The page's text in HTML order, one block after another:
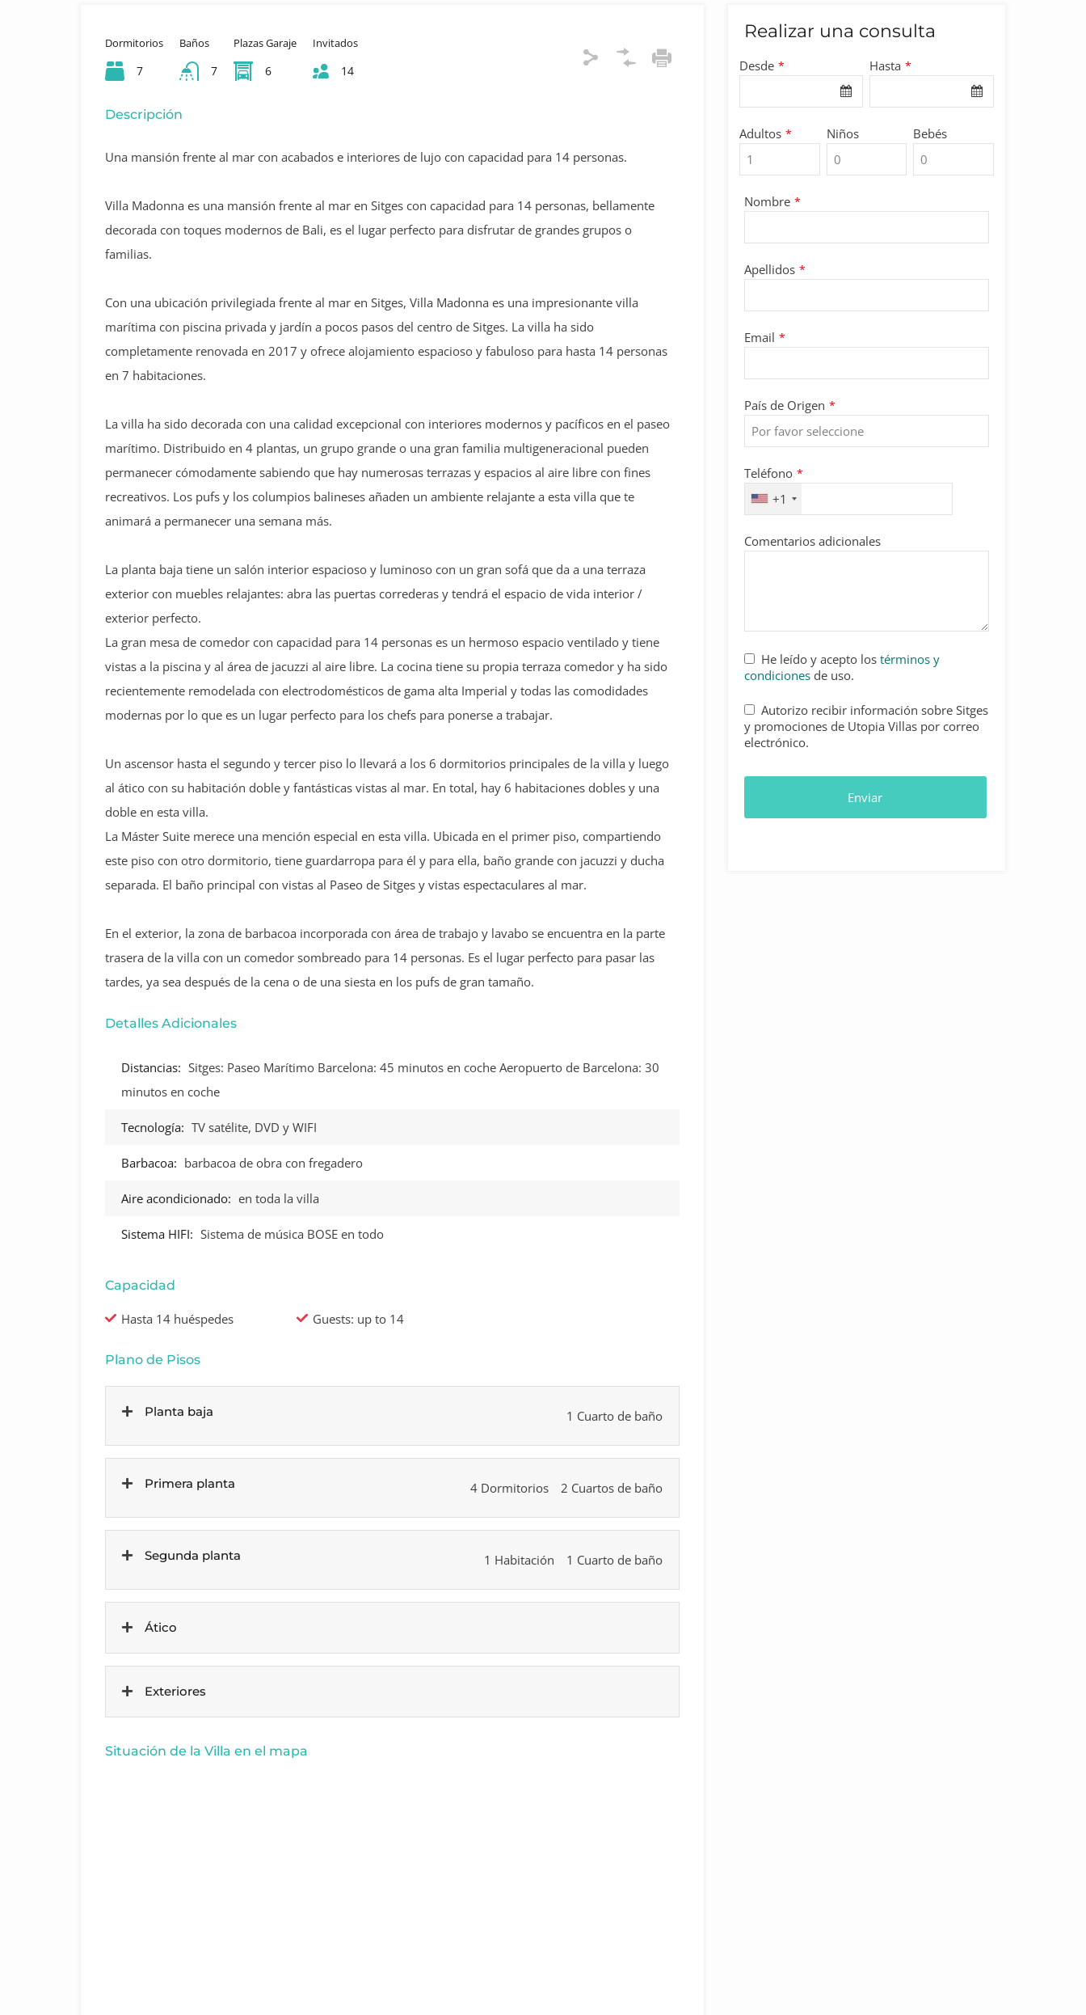
Dormitorios
7
Baños
7
Plazas Garaje
6
Invitados
14
Descripción
Una mansión frente al mar con acabados e interiores de lujo con capacidad para 14 personas.
Villa Madonna es una mansión frente al mar en Sitges con capacidad para 14 personas, bellamente
decorada con toques modernos de Bali, es el lugar perfecto para disfrutar de grandes grupos o
familias.
Con una ubicación privilegiada frente al mar en Sitges, Villa Madonna es una impresionante villa
marítima con piscina privada y jardín a pocos pasos del centro de Sitges. La villa ha sido
completamente renovada en 2017 y ofrece alojamiento espacioso y fabuloso para hasta 14 personas
en 7 habitaciones.
La villa ha sido decorada con una calidad excepcional con interiores modernos y pacíficos en el paseo
marítimo. Distribuido en 4 plantas, un grupo grande o una gran familia multigeneracional pueden
permanecer cómodamente sabiendo que hay numerosas terrazas y espacios al aire libre con fines
recreativos. Los pufs y los columpios balineses añaden un ambiente relajante a esta villa que te
animará a permanecer una semana más.
La planta baja tiene un salón interior espacioso y luminoso con un gran sofá que da a una terraza
exterior con muebles relajantes: abra las puertas correderas y tendrá el espacio de vida interior /
exterior perfecto.
La gran mesa de comedor con capacidad para 14 personas es un hermoso espacio ventilado y tiene
vistas a la piscina y al área de jacuzzi al aire libre. La cocina tiene su propia terraza comedor y ha sido
recientemente remodelada con electrodomésticos de gama alta Imperial y todas las comodidades
modernas por lo que es un lugar perfecto para los chefs para ponerse a trabajar.
Un ascensor hasta el segundo y tercer piso lo llevará a los 6 dormitorios principales de la villa y luego
al ático con su habitación doble y fantásticas vistas al mar. En total, hay 6 habitaciones dobles y una
doble en esta villa.
La Máster Suite merece una mención especial en esta villa. Ubicada en el primer piso, compartiendo
este piso con otro dormitorio, tiene guardarropa para él y para ella, baño grande con jacuzzi y ducha
separada. El baño principal con vistas al Paseo de Sitges y vistas espectaculares al mar.
En el exterior, la zona de barbacoa incorporada con área de trabajo y lavabo se encuentra en la parte
trasera de la villa con un comedor sombreado para 14 personas. Es el lugar perfecto para pasar las
tardes, ya sea después de la cena o de una siesta en los pufs de gran tamaño.
Detalles Adicionales
Distancias: Sitges: Paseo Marítimo Barcelona: 45 minutos en coche Aeropuerto de Barcelona: 30
minutos en coche
Tecnología: TV satélite, DVD y WIFI
Barbacoa: barbacoa de obra con fregadero
Aire acondicionado: en toda la villa
Sistema HIFI: Sistema de música BOSE en todo
Capacidad
Hasta 14 huéspedes Guests: up to 14
Plano de Pisos
Planta baja 1 Cuarto de baño
Primera planta 4 Dormitorios 2 Cuartos de baño
Segunda planta 1 Habitación 1 Cuarto de baño
Ático
Exteriores
Situación de la Villa en el mapa
Realizar una consulta
Desde * Hasta *
Adultos * Niños Bebés
Nombre *
Company
Name *
Apellidos *
Email *
País de Origen *
Teléfono *
+1
Comentarios adicionales
He leído y acepto los términos y
condicionesde uso.
Autorizo recibir información sobre Sitges
y promociones de Utopia Villas por correo
electrónico.
Enviar